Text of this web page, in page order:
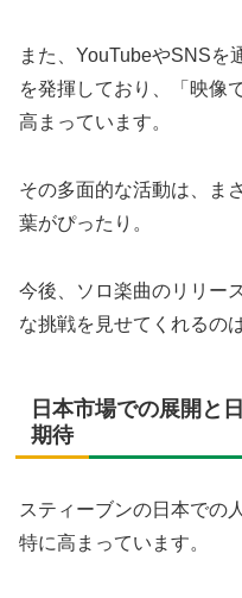
また、YouTubeやSNSを
を発揮しており、「映像
高まっています。
その多面的な活動は、ま
葉がぴったり。
今後、ソロ楽曲のリリー
な挑戦を見せてくれるの
日本市場での展開と
期待
スティーブンの日本での
特に高まっています。